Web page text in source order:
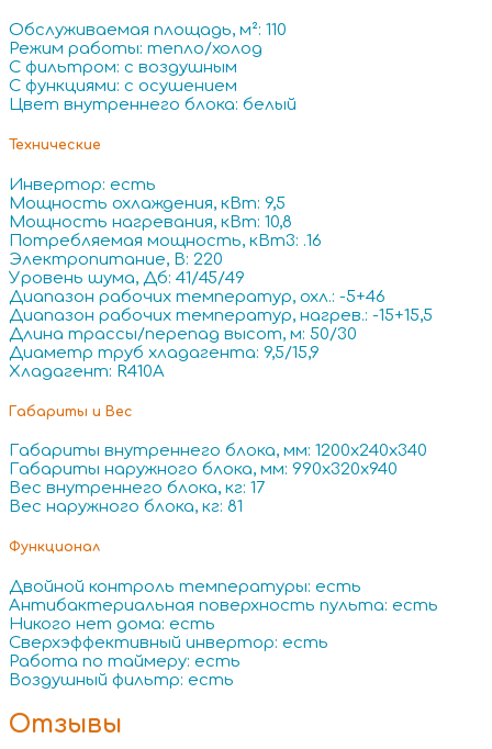
Обслуживаемая площадь, м²: 110
Режим работы: тепло/холод
С фильтром: с воздушным
С функциями: с осушением
Цвет внутреннего блока: белый
Технические
Инвертор: есть
Мощность охлаждения, кВт: 9,5
Мощность нагревания, кВт: 10,8
Потребляемая мощность, кВт3: .16
Электропитание, В: 220
Уровень шума, Дб: 41/45/49
Диапазон рабочих температур, охл.: -5+46
Диапазон рабочих температур, нагрев.: -15+15,5
Длина трассы/перепад высот, м: 50/30
Диаметр труб хладагента: 9,5/15,9
Хладагент: R410A
Габариты и Вес
Габариты внутреннего блока, мм: 1200x240x340
Габариты наружного блока, мм: 990x320x940
Вес внутреннего блока, кг: 17
Вес наружного блока, кг: 81
Функционал
Двойной контроль температуры: есть
Антибактериальная поверхность пульта: есть
Никого нет дома: есть
Сверхэффективный инвертор: есть
Работа по таймеру: есть
Воздушный фильтр: есть
Отзывы